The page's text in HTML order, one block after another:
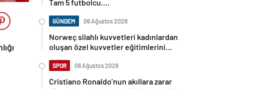
Norweç silahlı kuvvetleri kadınlardan
oluşan özel kuvvetler eğitimlerini
başlattı.
Cristiano Ronaldo’nun akıllara zarar
tüm kariyerinin istatistiğini çıkardık !